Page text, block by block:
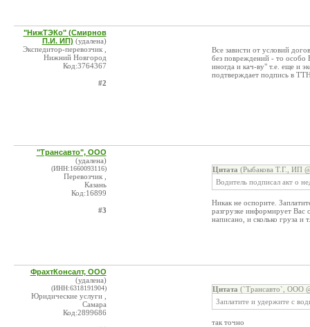
"НижТЭКо" (Смирнов
П.И. ИП) (удалена)
Экспедитор-перевозчик ,
Нижний Новгород
Код:3764367
#2
Все зависти от условий
без повреждений - то особо
иногда и кач-ву" т.е. еще и
подтверждает подпись в
"Трансавто", ООО
(удалена)
(ИНН:1660093116)
Перевозчик ,
Казань
Код:16899
#3
Цитата (Рыбакова Т.Г., ИП
Водитель подписал акт о
Никак не оспорите.
разгрузке информирует Вас
написано, и сколько груза и
ФрахтКонсалт, ООО
(удалена)
(ИНН:6318191904)
Юридические услуги ,
Самара
Код:2899686
Цитата (`Трансавто`, ООО
Заплатите и удержите с
так точно